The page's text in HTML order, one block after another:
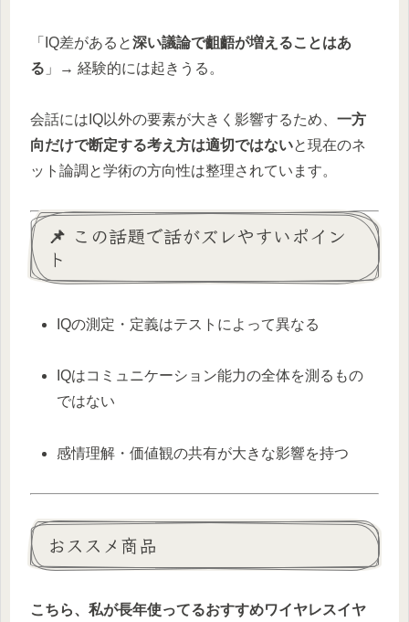
「IQ差があると深い議論で齟齬が増えることはあ
る 」→ 経験的には起きうる。
会話にはIQ以外の要素が大きく影響するため、 一方
向だけで断定する考え方は適切ではないと現在のネ
ット論調と学術の方向性は整理されています。
📌 この話題で話がズレやすいポイン
ト
IQの測定・定義はテストによって異なる
IQはコミュニケーション能力の全体を測るもの
ではない
感情理解・価値観の共有が大きな影響を持つ
おススメ商品
こちら、私が長年使ってるおすすめワイヤレスイヤ